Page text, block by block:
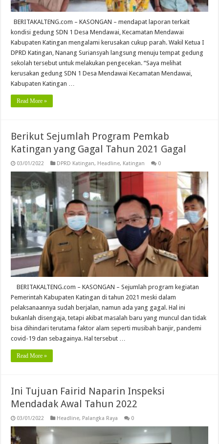
BERITAKALTENG.com – KASONGAN – mendapat laporan terkait
kondisi gedung SDN 1 Desa Mendawai, Kecamatan Mendawai
Kabupaten Katingan mengalami kerusakan cukup parah. Wakil Ketua I
DPRD Katingan, Nanang Suriansyah langsung menuju tempat gedung
sekolah tersebut untuk melakukan pengecekan. “Saya melihat
kerusakan gedung SDN 1 Desa Mendawai Kecamatan Mendawai,
Kabupaten Katingan …
Read More »
Berikut Sejumlah Program Pemkab
Katingan yang Gagal Tahun 2021 Gagal
03/01/2022 DPRD Katingan, Headline, Katingan 0
BERITAKALTENG.com – KASONGAN – Sejumlah program kegiatan
Pemerintah Kabupaten Katingan di tahun 2021 meski dalam
pelaksanaannya sudah berjalan, namun ada yang gagal. Hal ini
bukanlah disengaja, tetapi akibat masalah baru yang muncul dan tidak
bisa dihindari terutama faktor alam seperti musibah banjir, pandemi
covid-19 dan sebagainya. Hal tersebut …
Read More »
Ini Tujuan Fairid Naparin Inspeksi
Mendadak Awal Tahun 2022
03/01/2022 Headline, Palangka Raya 0